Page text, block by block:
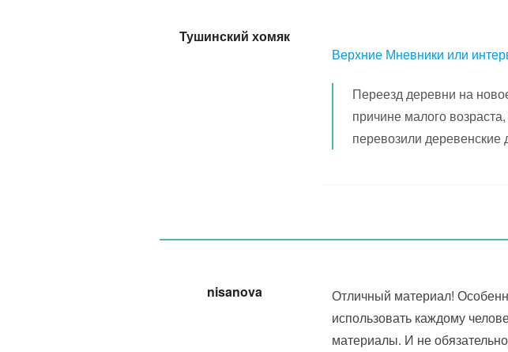
Тушинский хомяк
Верхние Мневники или
Переезд деревни на
причине малого
перевозили деревенские
nisanova
Отличный материал!
использовать каждому
материалы. И не